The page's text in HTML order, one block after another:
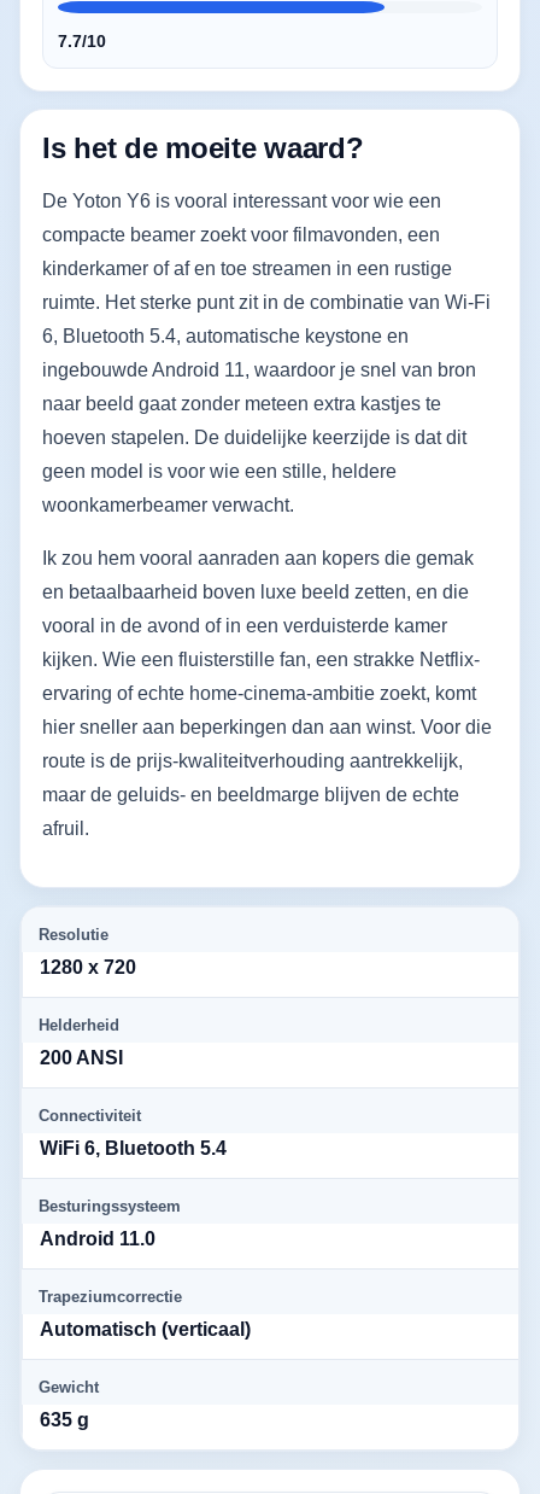
7.7/10
Is het de moeite waard?
De Yoton Y6 is vooral interessant voor wie een
compacte beamer zoekt voor filmavonden, een
kinderkamer of af en toe streamen in een rustige
ruimte. Het sterke punt zit in de combinatie van Wi‑Fi
6, Bluetooth 5.4, automatische keystone en
ingebouwde Android 11, waardoor je snel van bron
naar beeld gaat zonder meteen extra kastjes te
hoeven stapelen. De duidelijke keerzijde is dat dit
geen model is voor wie een stille, heldere
woonkamerbeamer verwacht.
Ik zou hem vooral aanraden aan kopers die gemak
en betaalbaarheid boven luxe beeld zetten, en die
vooral in de avond of in een verduisterde kamer
kijken. Wie een fluisterstille fan, een strakke Netflix-
ervaring of echte home-cinema-ambitie zoekt, komt
hier sneller aan beperkingen dan aan winst. Voor die
route is de prijs-kwaliteitverhouding aantrekkelijk,
maar de geluids- en beeldmarge blijven de echte
afruil.
Resolutie
1280 x 720
Helderheid
200 ANSI
Connectiviteit
WiFi 6, Bluetooth 5.4
Besturingssysteem
Android 11.0
Trapeziumcorrectie
Automatisch (verticaal)
Gewicht
635 g